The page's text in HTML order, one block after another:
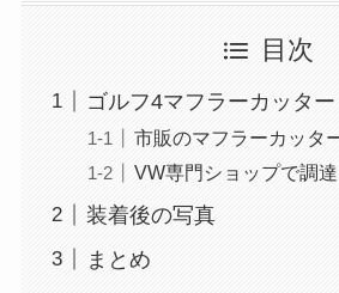
目次
ゴルフ4マフラーカッター
市販のマフラーカッタ
VW専門ショップで調達
装着後の写真
まとめ